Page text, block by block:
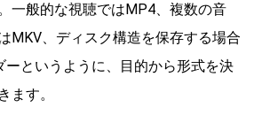
一般的な視聴ではMP4、複数の音
MKV、ディスク構造を保存する場合
ーというように、目的から形式を決
ます。